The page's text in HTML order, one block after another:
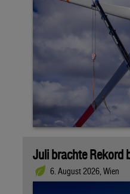
Juli brachte Rekord
6. August 2026, Wien